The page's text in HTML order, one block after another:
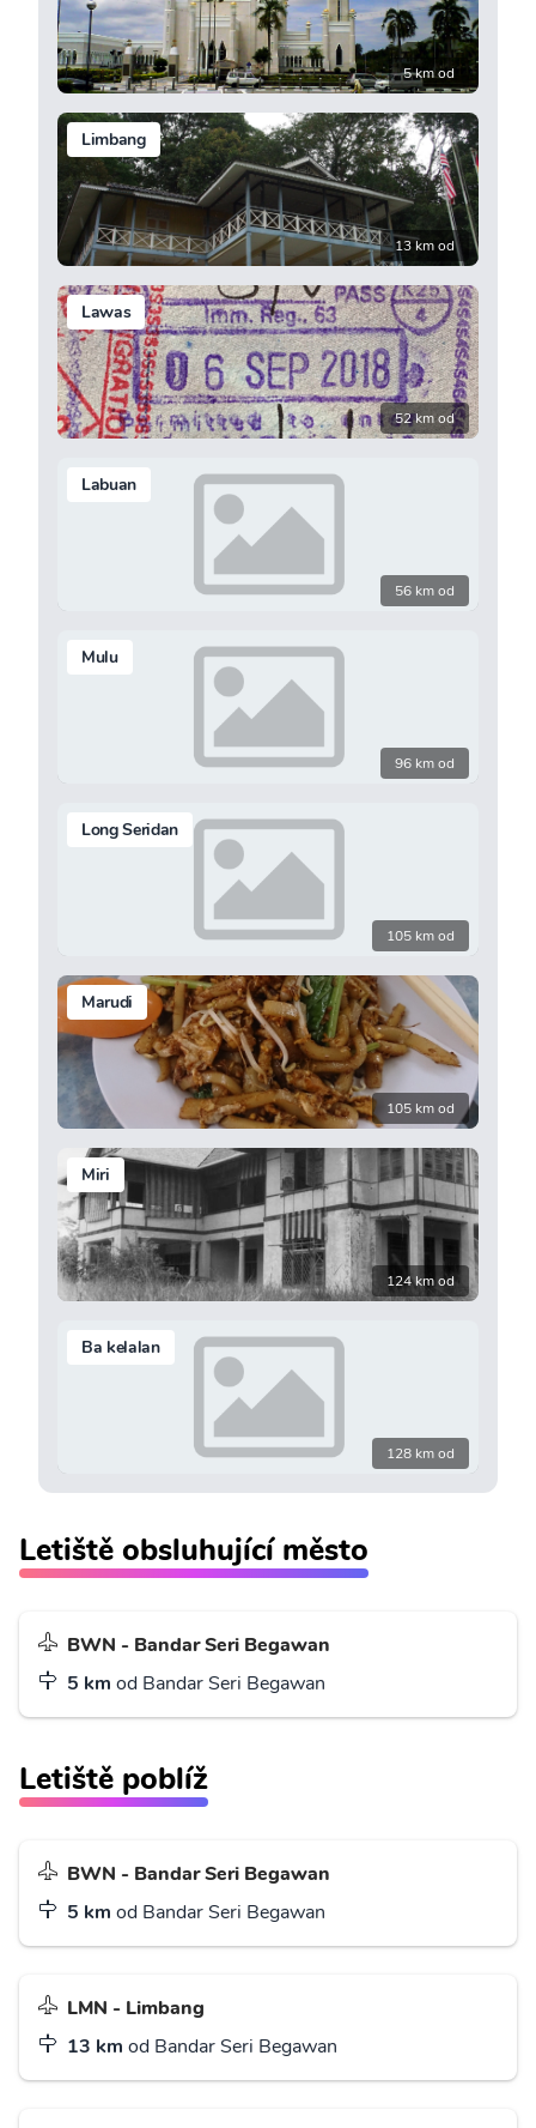
5 km od
Limbang
13 km od
Lawas
52 km od
Labuan
56 km od
Mulu
96 km od
Long Seridan
105 km od
Marudi
105 km od
Miri
124 km od
Ba kelalan
128 km od
Letiště obsluhující město
BWN - Bandar Seri Begawan
5 km od Bandar Seri Begawan
Letiště poblíž
BWN - Bandar Seri Begawan
5 km od Bandar Seri Begawan
LMN - Limbang
13 km od Bandar Seri Begawan